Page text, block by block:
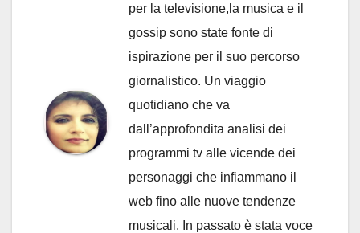
per la televisione,la musica e il
gossip sono state fonte di
ispirazione per il suo percorso
giornalistico. Un viaggio
quotidiano che va
dall’approfondita analisi dei
programmi tv alle vicende dei
personaggi che infiammano il
web fino alle nuove tendenze
musicali. In passato è stata voce